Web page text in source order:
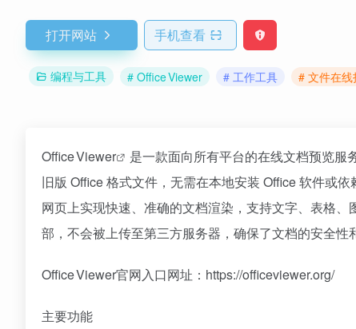
打开网站 手机查看
编程与工具 # Office Viewer # 工作工具 # 文件在线
Office Viewer
是一款面向所有平台的在线文档预览服
旧版 Office 格式文件，无需在本地安装 Office 软件或
网页上实现快速、准确的文档渲染，支持文字、表格
部，不会被上传至第三方服务器，确保了文档的安全性
Office Viewer官网入口网址：https://officeviewer.org/
主要功能